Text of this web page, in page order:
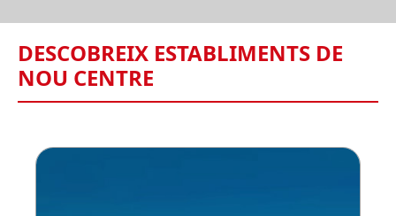
DESCOBREIX ESTABLIMENTS DE
NOU CENTRE